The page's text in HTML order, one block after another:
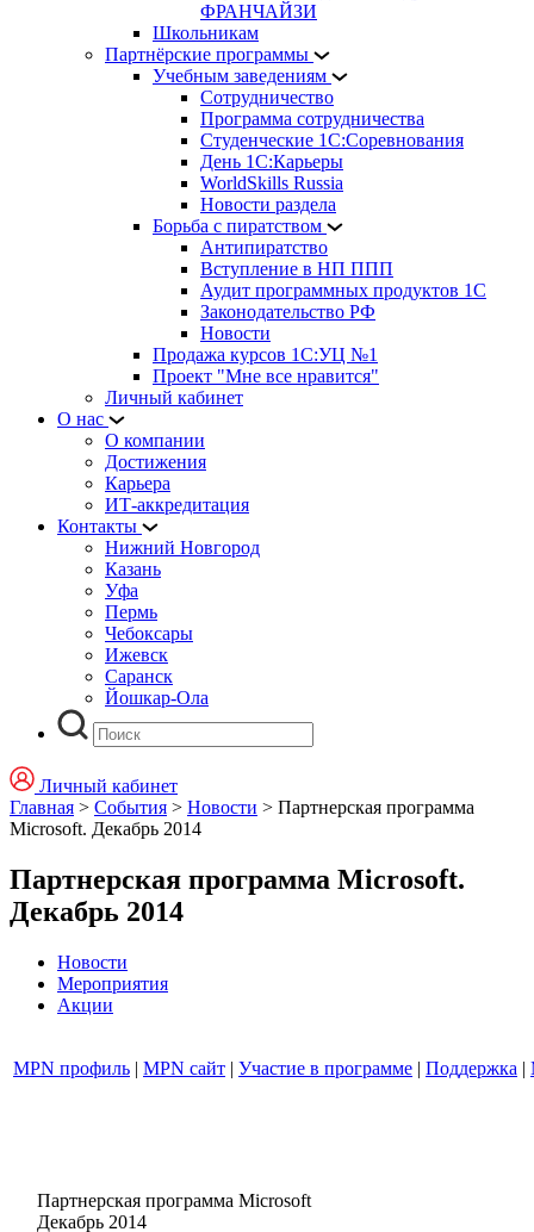
ФРАНЧАЙЗИ
Школьникам
Партнёрские программы
Учебным заведениям
Сотрудничество
Программа сотрудничества
Студенческие 1С:Соревнования
День 1С:Карьеры
WorldSkills Russia
Новости раздела
Борьба с пиратством
Антипиратство
Вступление в НП ППП
Аудит программных продуктов 1С
Законодательство РФ
Новости
Продажа курсов 1С:УЦ №1
Проект "Мне все нравится"
Личный кабинет
О нас
О компании
Достижения
Карьера
ИТ-аккредитация
Контакты
Нижний Новгород
Казань
Уфа
Пермь
Чебоксары
Ижевск
Саранск
Йошкар-Ола
Личный кабинет
Главная > События > Новости > Партнерская программа
Microsoft. Декабрь 2014
Партнерская программа Microsoft.
Декабрь 2014
Новости
Мероприятия
Акции
MPN профиль | MPN сайт | Участие в программе | Поддержка |
Партнерская программа Microsoft
Декабрь 2014